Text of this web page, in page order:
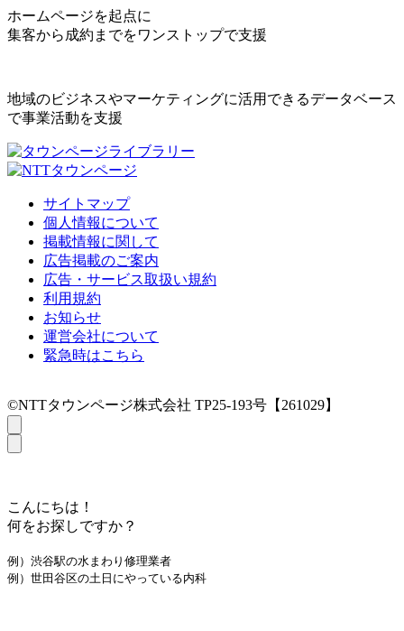
ホームページを起点に
集客から成約までをワンストップで支援
地域のビジネスやマーケティングに活用できるデータベース
で事業活動を支援
サイトマップ
個人情報について
掲載情報に関して
広告掲載のご案内
広告・サービス取扱い規約
利用規約
お知らせ
運営会社について
緊急時はこちら
©NTTタウンページ株式会社 TP25-193号【261029】
こんにちは！
何をお探しですか？
例）渋谷駅の水まわり修理業者
例）世田谷区の土日にやっている内科